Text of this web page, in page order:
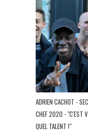
ADRIEN CACHOT -
CHEF 2020 - "C'EST
QUEL TALENT !"